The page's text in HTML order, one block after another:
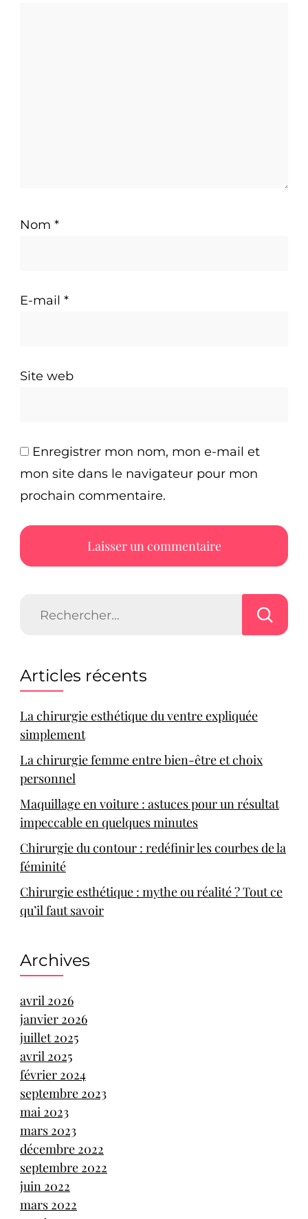
Nom *
E-mail *
Site web
Enregistrer mon nom, mon e-mail et
mon site dans le navigateur pour mon
prochain commentaire.
Articles récents
La chirurgie esthétique du ventre expliquée
simplement
La chirurgie femme entre bien-être et choix
personnel
Maquillage en voiture : astuces pour un résultat
impeccable en quelques minutes
Chirurgie du contour : redéfinir les courbes de la
féminité
Chirurgie esthétique : mythe ou réalité ? Tout ce
qu’il faut savoir
Archives
avril 2026
janvier 2026
juillet 2025
avril 2025
février 2024
septembre 2023
mai 2023
mars 2023
décembre 2022
septembre 2022
juin 2022
mars 2022